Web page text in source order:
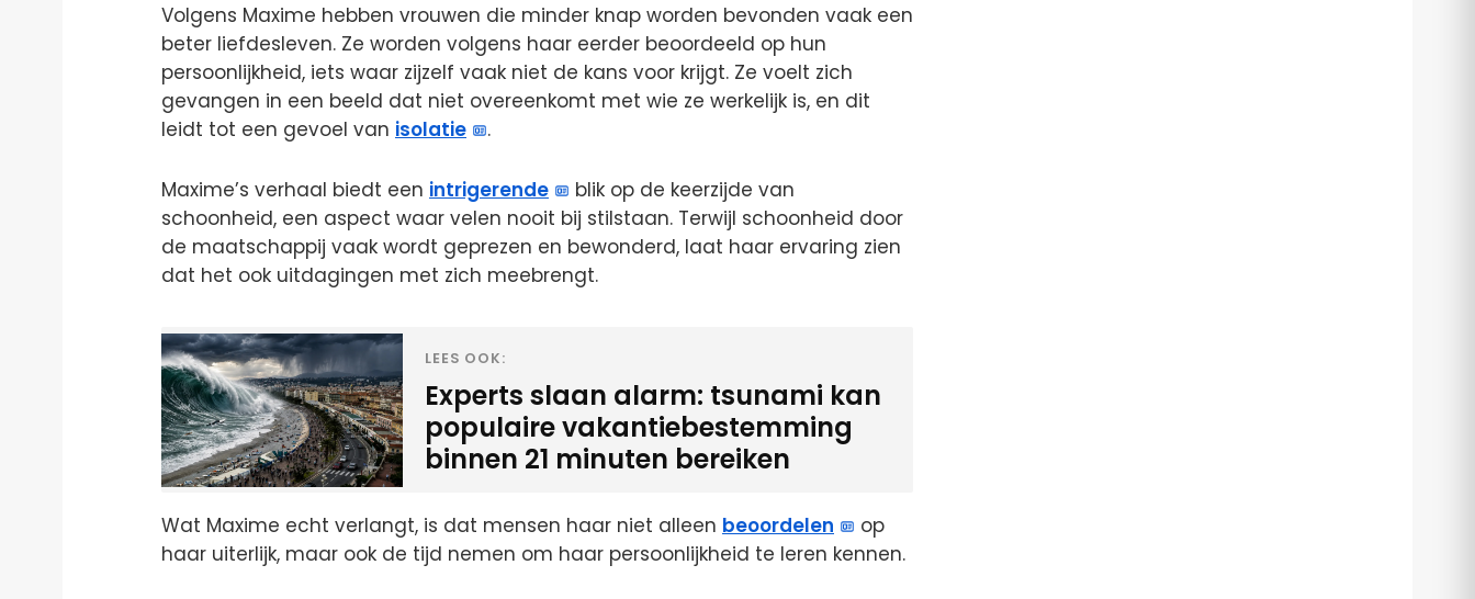
Volgens Maxime hebben vrouwen die minder knap worden bevonden vaak een
beter liefdesleven. Ze worden volgens haar eerder beoordeeld op hun
persoonlijkheid, iets waar zijzelf vaak niet de kans voor krijgt. Ze voelt zich
gevangen in een beeld dat niet overeenkomt met wie ze werkelijk is, en dit
leidt tot een gevoel van isolatie .
Maxime’s verhaal biedt een intrigerende
blik op de keerzijde van
schoonheid, een aspect waar velen nooit bij stilstaan. Terwijl schoonheid door
de maatschappij vaak wordt geprezen en bewonderd, laat haar ervaring zien
dat het ook uitdagingen met zich meebrengt.
LEES OOK:
Experts slaan alarm: tsunami kan
populaire vakantiebestemming
binnen 21 minuten bereiken
Wat Maxime echt verlangt, is dat mensen haar niet alleen beoordelen
op
haar uiterlijk, maar ook de tijd nemen om haar persoonlijkheid te leren kennen.